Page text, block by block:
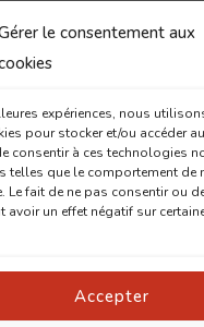
le consentement aux
expériences, nous
pour stocker et/ou accéder
consentir à ces technologies
telles que le comportement de
Le fait de ne pas consentir ou
avoir un effet négatif sur
Accepter